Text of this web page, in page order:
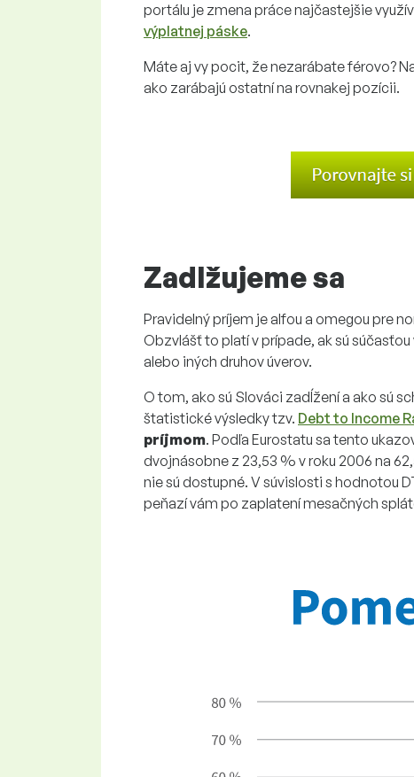
portálu je zmena práce najčastejšie
výplatnej páske.
Máte aj vy pocit, že nezarábate férovo?
ako zarábajú ostatní na rovnakej pozícii.
Zadlžujeme sa
Pravidelný príjem je alfou a omegou pre
Obzvlášť to platí v prípade, ak sú
alebo iných druhov úverov.
O tom, ako sú Slováci zadĺžení a ako sú
štatistické výsledky tzv. Debt to Income
príjmom. Podľa Eurostatu sa tento
dvojnásobne z 23,53 % v roku 2006 na
nie sú dostupné. V súvislosti s hodnotou
peňazí vám po zaplatení mesačných